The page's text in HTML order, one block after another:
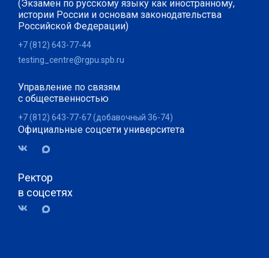
(Экзамен по русскому языку как иностранному,
истории России и основам законодательства
Российской Федерации)
+7 (812) 643-77-44
testing_centre@rgpu.spb.ru
Управление по связям
с общественностью
+7 (812) 643-77-67 (добавочный 36-74)
Официальные соцсети университета
Ректор
в соцсетях